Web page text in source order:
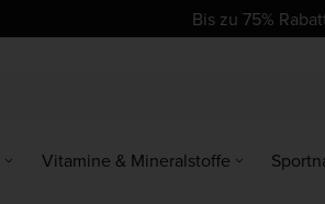
Bis zu 75%
Vitamine & Mineralstoffe